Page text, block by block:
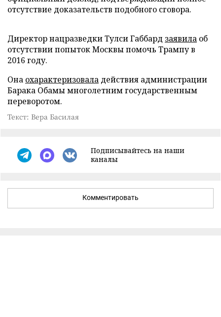
отсутствие доказательств подобного сговора.
Директор нацразведки Тулси Габбард заявила об
отсутствии попыток Москвы помочь Трампу в
2016 году.
Она охарактеризовала действия администрации
Барака Обамы многолетним государственным
переворотом.
Текст: Вера Басилая
Подписывайтесь на наши
каналы
Комментировать